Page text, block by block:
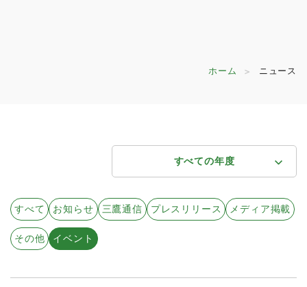
ホーム ニュース
すべての年度
すべての年度
2024年
すべて お知らせ 三鷹通信 プレスリリース メディア掲載
その他 イベント